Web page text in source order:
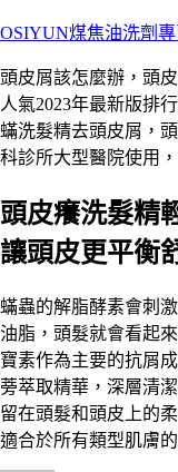
跳
主
要
內
容
OSIYUN煤焦油洗劑
頭皮屑該怎麼辦，頭
人氣2023年最新版排
蟎洗髮精去頭皮屑，
科診所大型醫院使用
頭皮癢洗髮精
讓頭皮更平衡
蟎蟲的解脂酵素會刺
油脂，頭髮就會看起
寶素作為主要的抗屑
蒡萃取精華，深層清
留在頭髮和頭皮上的
適合於所有類型肌膚